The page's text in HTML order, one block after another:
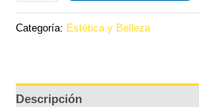
Categoría: Estética y Belleza
Descripción